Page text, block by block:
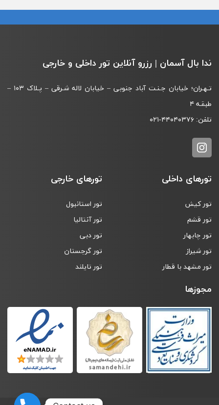
ندا بال آسمان | رزرو آنلاین تور داخلی و خارجی
تـهـران؛ خیابان جـنـت آباد جنوبی – خیابان لاله شـرقی – پـلاک ۱۰۳ –
طبقـه‌ ۴
تلفن: ۰۲۱-۴۴۰۴۰۳۷۶
تورهای داخلی
تور کیش
تور قشم
تور چابهار
تور شیراز
تور مشهد با قطار
تورهای خارجی
تور استانبول
تور آنتالیا
تور دبی
تور گرجستان
تور تایلند
مجوزها